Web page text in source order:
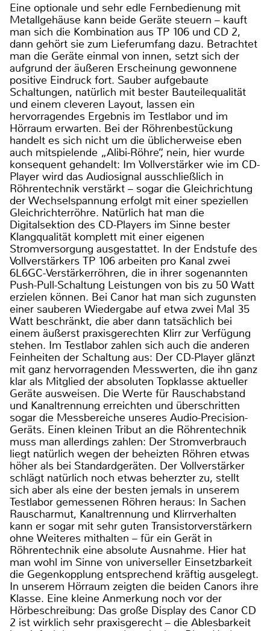
Eine optionale und sehr edle Fernbedienung mit
Metallgehäuse kann beide Geräte steuern – kauft
man sich die Kombination aus TP 106 und CD 2,
dann gehört sie zum Lieferumfang dazu. Betrachtet
man die Geräte einmal von innen, setzt sich der
aufgrund der äußeren Erscheinung gewonnene
positive Eindruck fort. Sauber aufgebaute
Schaltungen, natürlich mit bester Bauteilequalität
und einem cleveren Layout, lassen ein
hervorragendes Ergebnis im Testlabor und im
Hörraum erwarten. Bei der Röhrenbestückung
handelt es sich nicht um die üblicherweise eben
auch mitspielende „Alibi-Röhre“, nein, hier wurde
konsequent gehandelt: Im Vollverstärker wie im CD-
Player wird das Audiosignal ausschließlich in
Röhrentechnik verstärkt – sogar die Gleichrichtung
der Wechselspannung erfolgt mit einer speziellen
Gleichrichterröhre. Natürlich hat man die
Digitalsektion des CD-Players im Sinne bester
Klangqualität komplett mit einer eigenen
Stromversorgung ausgestattet. In der Endstufe des
Vollverstärkers TP 106 arbeiten pro Kanal zwei
6L6GC-Verstärkerröhren, die in ihrer sogenannten
Push-Pull-Schaltung Leistungen von bis zu 50 Watt
erzielen können. Bei Canor hat man sich zugunsten
einer sauberen Wiedergabe auf etwa zwei Mal 35
Watt beschränkt, die aber dann tatsächlich bei
einem äußerst praxisgerechten Klirr zur Verfügung
stehen. Im Testlabor zahlen sich auch die anderen
Feinheiten der Schaltung aus: Der CD-Player glänzt
mit ganz hervorragenden Messwerten, die ihn ganz
klar als Mitglied der absoluten Topklasse aktueller
Geräte ausweisen. Die Werte für Rauschabstand
und Kanaltrennung erreichten und überschritten
sogar die Messbereiche unseres Audio-Precision-
Geräts. Einen kleinen Tribut an die Röhrentechnik
muss man allerdings zahlen: Der Stromverbrauch
liegt natürlich wegen der beheizten Röhren etwas
höher als bei Standardgeräten. Der Vollverstärker
schlägt natürlich noch etwas beherzter zu, stellt
sich aber als eine der besten jemals in unserem
Testlabor gemessenen Röhren heraus: In Sachen
Rauscharmut, Kanaltrennung und Klirrverhalten
kann er sogar mit sehr guten Transistorverstärkern
ohne Weiteres mithalten – für ein Gerät in
Röhrentechnik eine absolute Ausnahme. Hier hat
man wohl im Sinne von universeller Einsetzbarkeit
die Gegenkopplung entsprechend kräftig ausgelegt.
In unserem Hörraum zeigten die beiden Canors ihre
Klasse. Eine kleine Anmerkung noch vor der
Hörbeschreibung: Das große Display des Canor CD
2 ist wirklich sehr praxisgerecht – die Ablesbarkeit